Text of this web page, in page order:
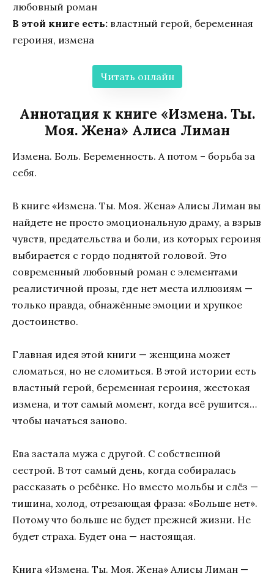
любовный роман
В этой книге есть: властный герой, беременная
героиня, измена
Читать онлайн
Аннотация к книге «Измена. Ты.
Моя. Жена» Алиса Лиман
Измена. Боль. Беременность. А потом – борьба за
себя.
В книге «Измена. Ты. Моя. Жена» Алисы Лиман вы
найдете не просто эмоциональную драму, а взрыв
чувств, предательства и боли, из которых героиня
выбирается с гордо поднятой головой. Это
современный любовный роман с элементами
реалистичной прозы, где нет места иллюзиям —
только правда, обнажённые эмоции и хрупкое
достоинство.
Главная идея этой книги — женщина может
сломаться, но не сломиться. В этой истории есть
властный герой, беременная героиня, жестокая
измена, и тот самый момент, когда всё рушится…
чтобы начаться заново.
Ева застала мужа с другой. С собственной
сестрой. В тот самый день, когда собиралась
рассказать о ребёнке. Но вместо мольбы и слёз —
тишина, холод, отрезающая фраза: «Больше нет».
Потому что больше не будет прежней жизни. Не
будет страха. Будет она — настоящая.
Книга «Измена. Ты. Моя. Жена» Алисы Лиман —